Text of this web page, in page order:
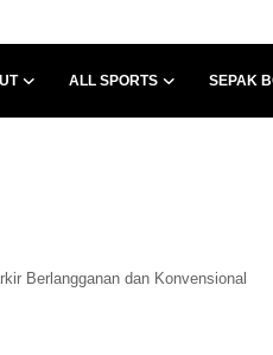
ALL SPORTS SEPAK
Berlangganan dan Konvensional